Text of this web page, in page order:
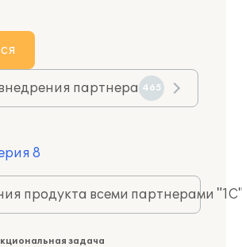
партнера 465
8
продукта всеми партнерами
задача